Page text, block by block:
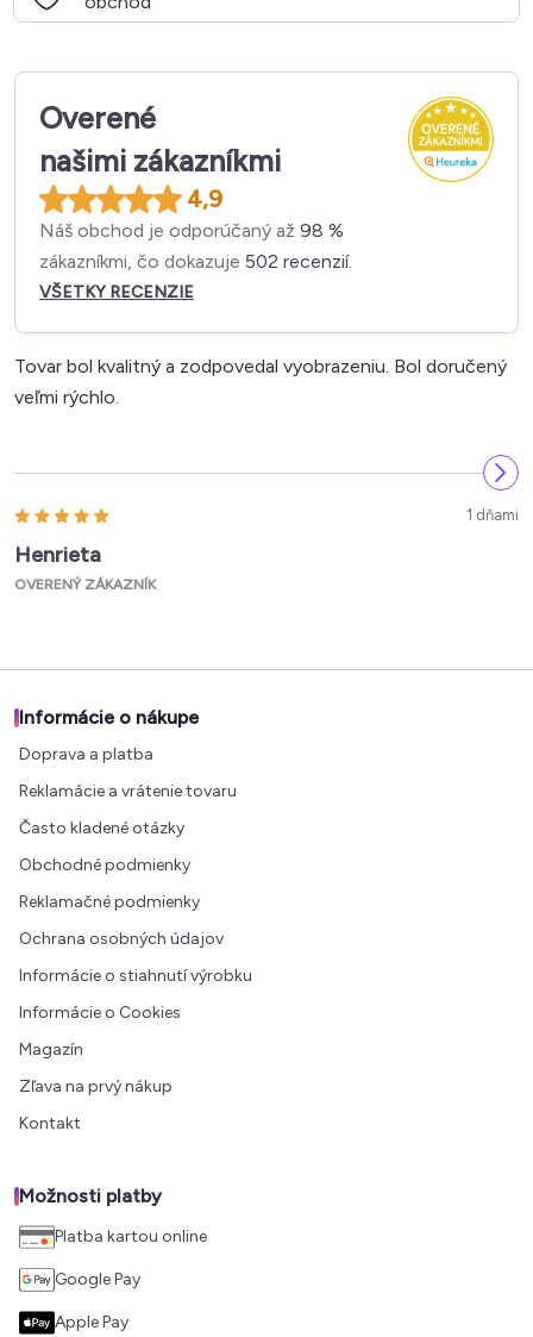
Overené
našimi zákazníkmi
4,9
Náš obchod je odporúčaný až 98 %
zákazníkmi, čo dokazuje 502 recenzií.
VŠETKY RECENZIE
Tovar bol kvalitný a zodpovedal vyobrazeniu. Bol doručený
veľmi rýchlo.
1 dňami
Henrieta
OVERENÝ ZÁKAZNÍK
Informácie o nákupe
Doprava a platba
Reklamácie a vrátenie tovaru
Často kladené otázky
Obchodné podmienky
Reklamačné podmienky
Ochrana osobných údajov
Informácie o stiahnutí výrobku
Informácie o Cookies
Magazín
Zľava na prvý nákup
Kontakt
Možnosti platby
Platba kartou online
Google Pay
Apple Pay